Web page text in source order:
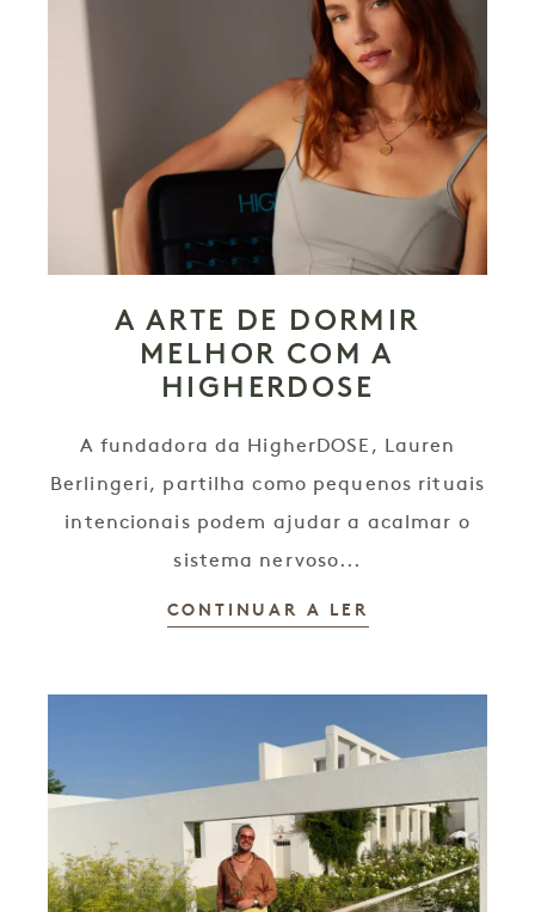
A ARTE DE DORMIR
MELHOR COM A
HIGHERDOSE
A fundadora da HigherDOSE, Lauren
Berlingeri, partilha como pequenos rituais
intencionais podem ajudar a acalmar o
sistema nervoso...
CONTINUAR A LER